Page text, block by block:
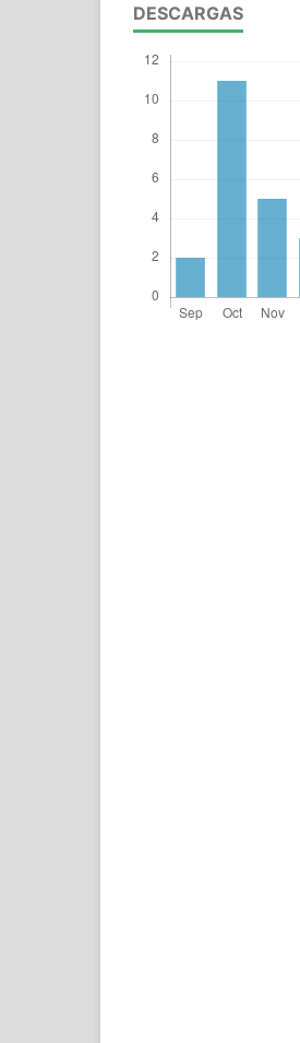
DESCARGAS